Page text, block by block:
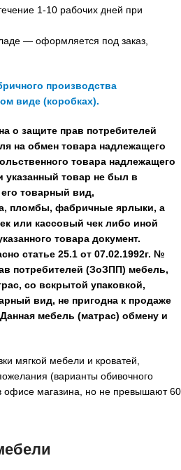
1-10 рабочих дней при
— оформляется под заказ,
производства
виде (коробках).
о защите прав потребителей
на обмен товара надлежащего
товара надлежащего
указанный товар не был в
товарный вид,
пломбы, фабричные ярлыки, а
или кассовый чек либо иной
товара документ.
статье 25.1 от 07.02.1992г. №
потребителей (ЗоЗПП) мебель,
со вскрытой упаковкой,
вид, не пригодна к продаже
мебель (матрас) обмену и
мягкой мебели и кроватей,
(варианты обивочного
офисе магазина, но не превышают 60